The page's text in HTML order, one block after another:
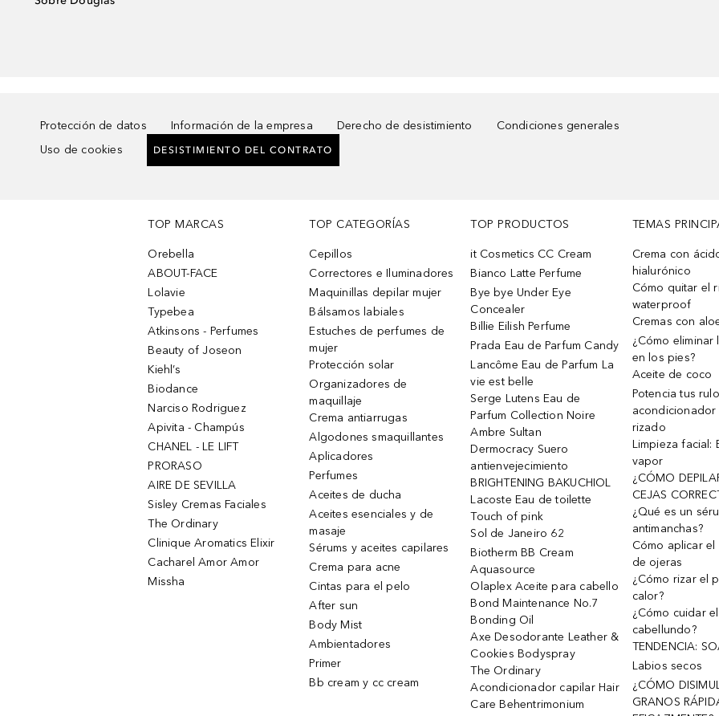
Protección de datos Información de la empresa Derecho de desistimiento
Condiciones generales
Uso de cookies
DESISTIMIENTO DEL CONTRATO
TOP MARCAS
Orebella
ABOUT-FACE
Lolavie
Typebea
Atkinsons - Perfumes
Beauty of Joseon
Kiehl’s
Biodance
Narciso Rodriguez
Apivita - Champús
CHANEL - LE LIFT
PRORASO
AIRE DE SEVILLA
Sisley Cremas Faciales
The Ordinary
Clinique Aromatics Elixir
Cacharel Amor Amor
Missha
TOP CATEGORÍAS
Cepillos
Correctores e Iluminadores
Maquinillas depilar mujer
Bálsamos labiales
Estuches de perfumes de
mujer
Protección solar
Organizadores de
maquillaje
Crema antiarrugas
Algodones smaquillantes
Aplicadores
Perfumes
Aceites de ducha
Aceites esenciales y de
masaje
Sérums y aceites capilares
Crema para acne
Cintas para el pelo
After sun
Body Mist
Ambientadores
Primer
Bb cream y cc cream
TOP PRODUCTOS
it Cosmetics CC Cream
Bianco Latte Perfume
Bye bye Under Eye
Concealer
Billie Eilish Perfume
Prada Eau de Parfum Candy
Lancôme Eau de Parfum La
vie est belle
Serge Lutens Eau de
Parfum Collection Noire
Ambre Sultan
Dermocracy Suero
antienvejecimiento
BRIGHTENING BAKUCHIOL
Lacoste Eau de toilette
Touch of pink
Sol de Janeiro 62
Biotherm BB Cream
Aquasource
Olaplex Aceite para cabello
Bond Maintenance No.7
Bonding Oil
Axe Desodorante Leather &
Cookies Bodyspray
The Ordinary
Acondicionador capilar Hair
Care Behentrimonium
TEMAS
Crema con
hialurónico
Cómo quitar el
waterproof
Cremas con
¿Cómo eliminar
en los pies?
Aceite de coco
Potencia tus
rizado
Limpieza facial:
vapor
¿CÓMO
CEJAS
¿Qué es un
antimanchas?
Cómo aplicar
de ojeras
¿Cómo rizar el
calor?
¿Cómo cuidar
cabellundo?
TENDENCIA:
Labios secos
¿CÓMO
GRANOS